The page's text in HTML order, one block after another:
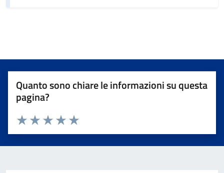
Quanto sono chiare le informazioni su questa
pagina?
Valuta da 1 a 5 stelle la pagina
Valuta 5 stelle su 5
Valuta 4 stelle su 5
Valuta 3 stelle su 5
Valuta 2 stelle su 5
Valuta 1 stelle su 5